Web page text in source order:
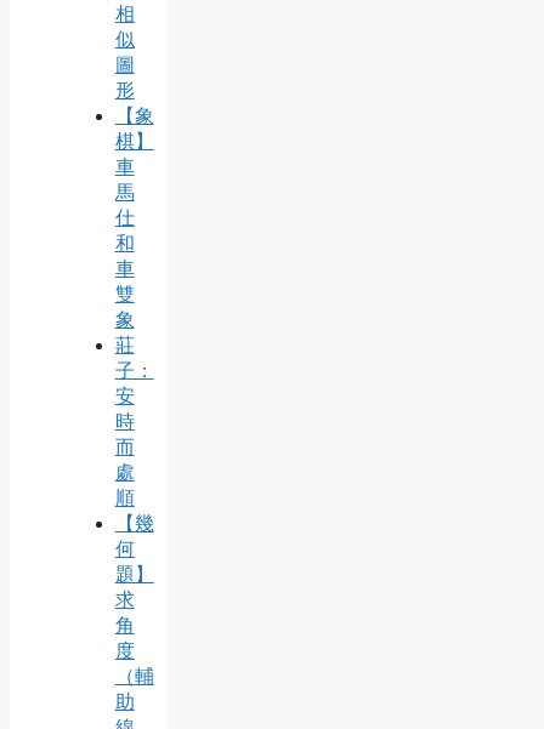
相
似
圖
形
【象
棋】
車
馬
仕
和
車
雙
象
莊
子：
安
時
而
處
順
【幾
何
題】
求
角
度
（輔
助